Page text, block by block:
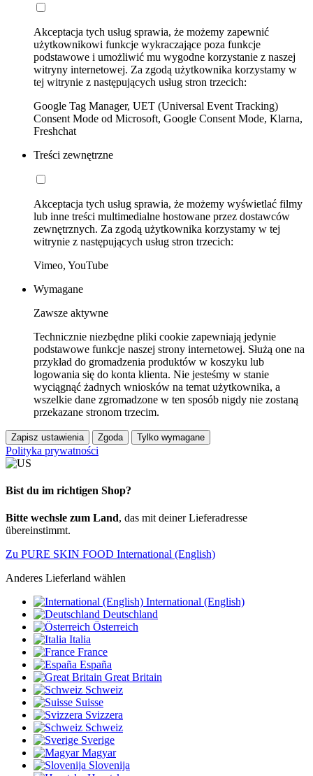
Akceptacja tych usług sprawia, że możemy zapewnić
użytkownikowi funkcje wykraczające poza funkcje
podstawowe i umożliwić mu wygodne korzystanie z naszej
witryny internetowej. Za zgodą użytkownika korzystamy w
tej witrynie z następujących usług stron trzecich:
Google Tag Manager, UET (Universal Event Tracking)
Consent Mode od Microsoft, Google Consent Mode, Klarna,
Freshchat
Treści zewnętrzne
Akceptacja tych usług sprawia, że możemy wyświetlać filmy
lub inne treści multimedialne hostowane przez dostawców
zewnętrznych. Za zgodą użytkownika korzystamy w tej
witrynie z następujących usług stron trzecich:
Vimeo, YouTube
Wymagane
Zawsze aktywne
Technicznie niezbędne pliki cookie zapewniają jedynie
podstawowe funkcje naszej strony internetowej. Służą one na
przykład do gromadzenia produktów w koszyku lub
logowania się do konta klienta. Nie jesteśmy w stanie
wyciągnąć żadnych wniosków na temat użytkownika, a
wszelkie dane zgromadzone w ten sposób nigdy nie zostaną
przekazane stronom trzecim.
Zapisz ustawienia Zgoda Tylko wymagane
Polityka prywatności
Bist du im richtigen Shop?
Bitte wechsle zum Land, das mit deiner Lieferadresse
übereinstimmt.
Zu PURE SKIN FOOD International (English)
Anderes Lieferland wählen
International (English)
Deutschland
Österreich
Italia
France
España
Great Britain
Schweiz
Suisse
Svizzera
Schweiz
Sverige
Magyar
Slovenija